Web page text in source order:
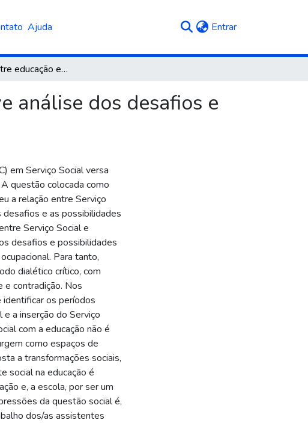
Ajuda Entrar(current)
A relação entre educação e serviço social: breve análise dos desafios e possibilidades emergentes deste encontro
análise dos desafios e
em Serviço Social versa
questão colocada como
a relação entre Serviço
desafios e as possibilidades
Serviço Social e
desafios e possibilidades
Para tanto,
dialético crítico, com
e contradição. Nos
os períodos
a inserção do Serviço
com a educação não é
como espaços de
a transformações sociais,
social na educação é
e, a escola, por ser um
da questão social é,
dos/as assistentes